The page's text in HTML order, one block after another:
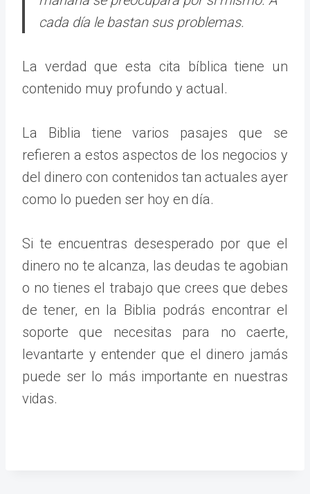
cada día le bastan sus problemas.
La verdad que esta cita bíblica tiene un
contenido muy profundo y actual.
La Biblia tiene varios pasajes que se
refieren a estos aspectos de los negocios y
del dinero con contenidos tan actuales ayer
como lo pueden ser hoy en día.
Si te encuentras desesperado por que el
dinero no te alcanza, las deudas te agobian
o no tienes el trabajo que crees que debes
de tener, en la Biblia podrás encontrar el
soporte que necesitas para no caerte,
levantarte y entender que el dinero jamás
puede ser lo más importante en nuestras
vidas.